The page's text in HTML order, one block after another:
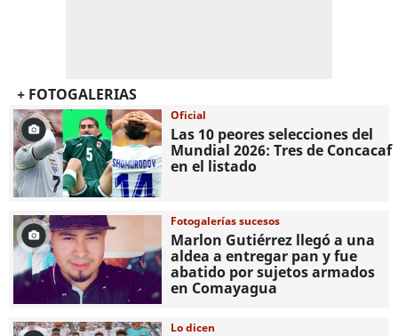
+ FOTOGALERIAS
Oficial
Las 10 peores selecciones del
Mundial 2026: Tres de Concacaf
en el listado
Fotogalerías sucesos
Marlon Gutiérrez llegó a una
aldea a entregar pan y fue
abatido por sujetos armados
en Comayagua
Lo dicen